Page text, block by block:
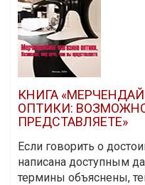
КНИГА
ОПТИКИ:
ПРЕДСТАВЛЯЕТЕ»
Если говорить о
написана доступным
термины объяснены,